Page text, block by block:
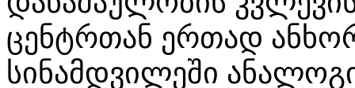
ცენტრთან ერთად
სინამდვილეში